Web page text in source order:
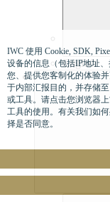
English
IWC 使用 Cookie, SDK,
设备的信息（包括IP地址
您、提供您客制化的体验
于内部汇报目的，并存储
或工具。请点击您浏览器
工具的使用。有关我们如
择是否同意。